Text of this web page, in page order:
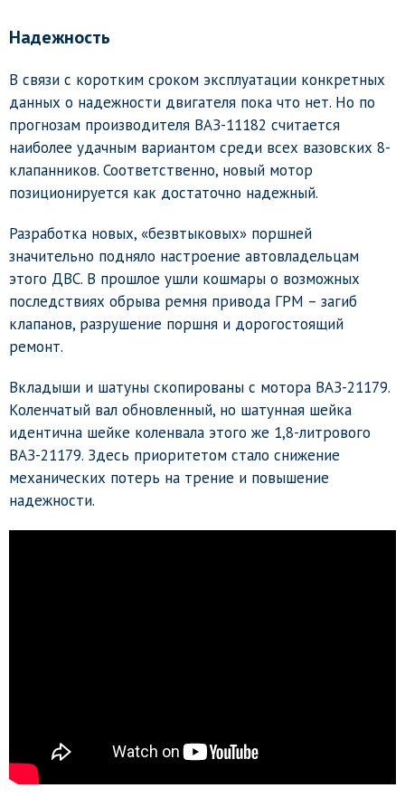
Надежность
В связи с коротким сроком эксплуатации конкретных
данных о надежности двигателя пока что нет. Но по
прогнозам производителя ВАЗ-11182 считается
наиболее удачным вариантом среди всех вазовских 8-
клапанников. Соответственно, новый мотор
позиционируется как достаточно надежный.
Разработка новых, «безвтыковых» поршней
значительно подняло настроение автовладельцам
этого ДВС. В прошлое ушли кошмары о возможных
последствиях обрыва ремня привода ГРМ – загиб
клапанов, разрушение поршня и дорогостоящий
ремонт.
Вкладыши и шатуны скопированы с мотора ВАЗ-21179.
Коленчатый вал обновленный, но шатунная шейка
идентична шейке коленвала этого же 1,8-литрового
ВАЗ-21179. Здесь приоритетом стало снижение
механических потерь на трение и повышение
надежности.